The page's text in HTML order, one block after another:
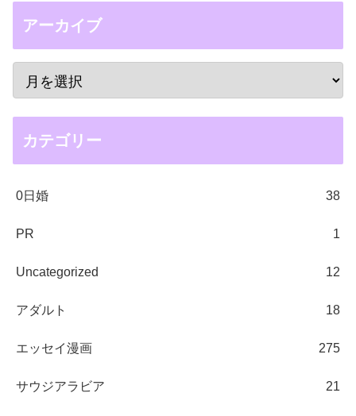
アーカイブ
カテゴリー
0日婚 38
PR 1
Uncategorized 12
アダルト 18
エッセイ漫画 275
サウジアラビア 21